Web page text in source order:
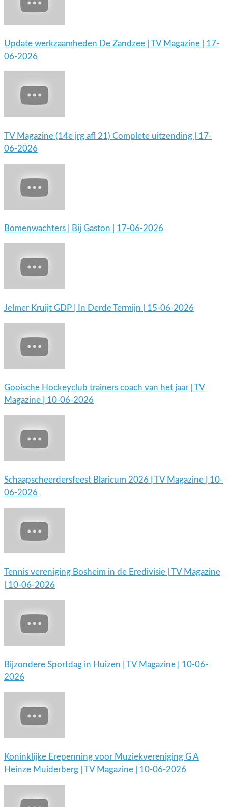
Update werkzaamheden De Zandzee | TV Magazine | 17-
06-2026
TV Magazine (14e jrg afl 21) Complete uitzending | 17-
06-2026
Bomenwachters | Bij Gaston | 17-06-2026
Jelmer Kruijt GDP | In Derde Termijn | 15-06-2026
Gooische Hockeyclub trainers coach van het jaar | TV
Magazine | 10-06-2026
Schaapscheerdersfeest Blaricum 2026 | TV Magazine | 10-
06-2026
Tennis vereniging Bosheim in de Eredivisie | TV Magazine
| 10-06-2026
Bijzondere Sportdag in Huizen | TV Magazine | 10-06-
2026
Koninklijke Erepenning voor Muziekvereniging G A
Heinze Muiderberg | TV Magazine | 10-06-2026